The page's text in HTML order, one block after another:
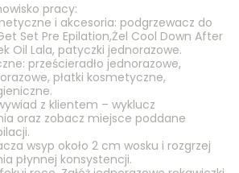
pracy:
i akcesoria: podgrzewacz do
Set Pre Epilation,Żel Cool Down After
Oil Lala, patyczki jednorazowe.
prześcieradło jednorazowe,
płatki kosmetyczne,
z klientem – wyklucz
oraz zobacz miejsce poddane
wsyp około 2 cm wosku i rozgrzej
płynnej konsystencji.